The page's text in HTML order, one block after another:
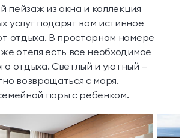
пейзаж из окна и коллекция
услуг подарят вам истинное
отдыха. В просторном номере
отеля есть все необходимое
отдыха. Светлый и уютный —
возвращаться с моря.
пары с ребенком.